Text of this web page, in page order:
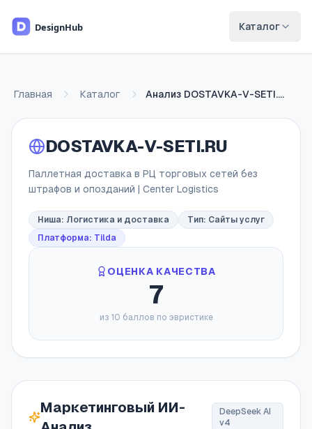
Каталог
Главная Каталог Анализ DOSTAVKA-V-SETI.RU
DOSTAVKA-V-SETI.RU
Паллетная доставка в РЦ торговых сетей без
штрафов и опозданий | Center Logistics
Ниша: Логистика и доставка Тип: Сайты услуг
Платформа: Tilda
ОЦЕНКА КАЧЕСТВА
7
из 10 баллов по эвристике
Маркетинговый ИИ-
DeepSeek AI
v4